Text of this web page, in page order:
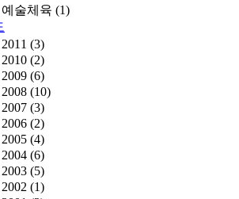
예술체육 (1)
2011 (3)
2010 (2)
2009 (6)
2008 (10)
2007 (3)
2006 (2)
2005 (4)
2004 (6)
2003 (5)
2002 (1)